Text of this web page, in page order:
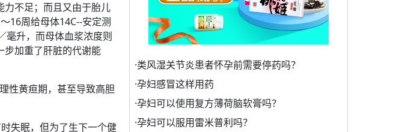
不足；而且又由于胎儿
16周给母体14C--安定测
毫升，而母体血浆浓度则
步加重了肝脏的代谢能
性黄疸期，甚至导致高胆
失眠，但为了生下一个健
·类风湿关节炎患者怀孕前需要停药吗？
·孕妇感冒这样用药
·孕妇可以使用复方薄荷脑软膏吗？
·孕妇可以服用雷米普利吗？